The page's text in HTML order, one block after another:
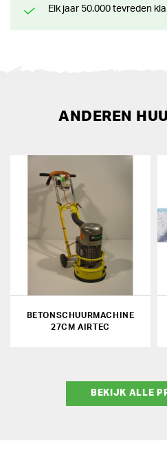
Elk jaar 50.000 tevreden
ANDEREN
BETONSCHUURMACHINE
27CM AIRTEC
BEKIJK ALLE